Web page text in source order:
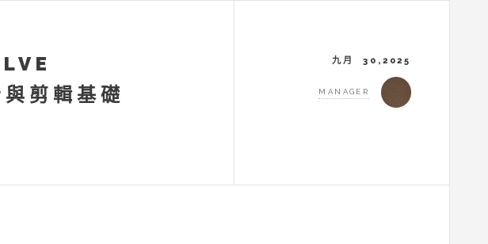
剪輯基礎
九月 30,2025
MANAGER